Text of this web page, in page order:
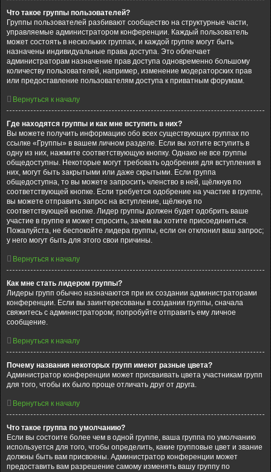
Что такое группы пользователей?
Группы пользователей разбивают сообщество на структурные части,
управляемые администратором конференции. Каждый пользователь
может состоять в нескольких группах, и каждой группе могут быть
назначены индивидуальные права доступа. Это облегчает
администраторам назначение прав доступа одновременно большому
количеству пользователей, например, изменение модераторских прав
или предоставление пользователям доступа к приватным форумам.
Вернуться к началу
Где находятся группы и как мне вступить в них?
Вы можете получить информацию обо всех существующих группах по
ссылке «Группы» в вашем личном разделе. Если вы хотите вступить в
одну из них, нажмите соответствующую кнопку. Однако не все группы
общедоступны. Некоторые могут требовать одобрения для вступления в
них, могут быть закрытыми или даже скрытыми. Если группа
общедоступна, то вы можете запросить членство в ней, щёлкнув по
соответствующей кнопке. Если требуется одобрение на участие в группе,
вы можете отправить запрос на вступление, щёлкнув по
соответствующей кнопке. Лидер группы должен будет одобрить ваше
участие в группе и может спросить, зачем вы хотите присоединиться.
Пожалуйста, не беспокойте лидера группы, если он отклонил ваш запрос;
у него могут быть для этого свои причины.
Вернуться к началу
Как мне стать лидером группы?
Лидеры групп обычно назначаются при их создании администраторами
конференции. Если вы заинтересованы в создании группы, сначала
свяжитесь с администратором; попробуйте отправить ему личное
сообщение.
Вернуться к началу
Почему названия некоторых групп имеют разные цвета?
Администратор конференции может присваивать цвета участникам групп
для того, чтобы их было проще отличать друг от друга.
Вернуться к началу
Что такое группа по умолчанию?
Если вы состоите более чем в одной группе, ваша группа по умолчанию
используется для того, чтобы определить, какие групповые цвет и звание
должны быть вам присвоены. Администратор конференции может
предоставить вам разрешение самому изменять вашу группу по